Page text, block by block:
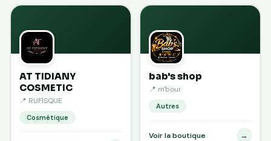
AT TIDIANY
COSMETIC
📍 RUFISQUE
Cosmétique
bab's shop
📍 m'bour
Autres
Voir la boutique →